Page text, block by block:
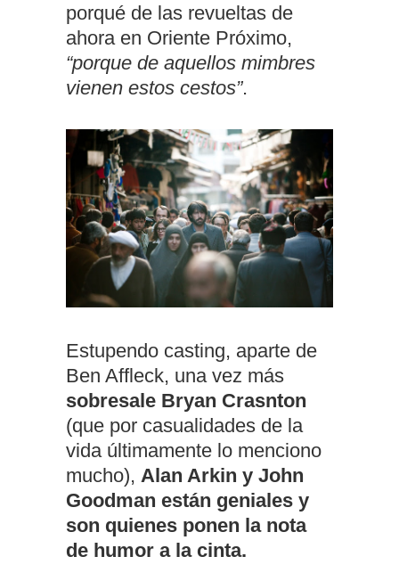
porqué de las revueltas de
ahora en Oriente Próximo,
“porque de aquellos mimbres
vienen estos cestos”.
Estupendo casting, aparte de
Ben Affleck, una vez más
sobresale Bryan Crasnton
(que por casualidades de la
vida últimamente lo menciono
mucho), Alan Arkin y John
Goodman están geniales y
son quienes ponen la nota
de humor a la cinta.